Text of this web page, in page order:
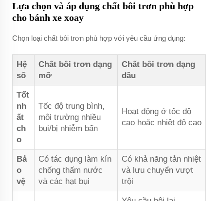
Lựa chọn và áp dụng chất bôi trơn phù hợp
cho bánh xe xoay
Chọn loại chất bôi trơn phù hợp với yêu cầu ứng dụng:
Hệ
số
Chất bôi trơn dạng
mỡ
Chất bôi trơn dạng
dầu
Tốt
nh
ất
ch
o
Tốc độ trung bình,
môi trường nhiều
bụi/bị nhiễm bẩn
Hoạt động ở tốc độ
cao hoặc nhiệt độ cao
Bả
o
vệ
Có tác dụng làm kín
chống thấm nước
và các hạt bụi
Có khả năng tản nhiệt
và lưu chuyển vượt
trội